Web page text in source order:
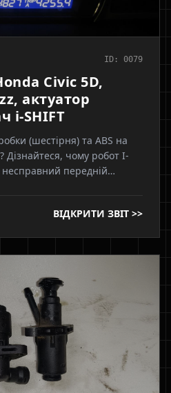
ID: 0079
Civic 5D,
актуатор
i-SHIFT
(шестірня) та ABS на
Дізнайтеся, чому робот I-
передній
поради від Axonix
ВІДКРИТИ ЗВІТ >>